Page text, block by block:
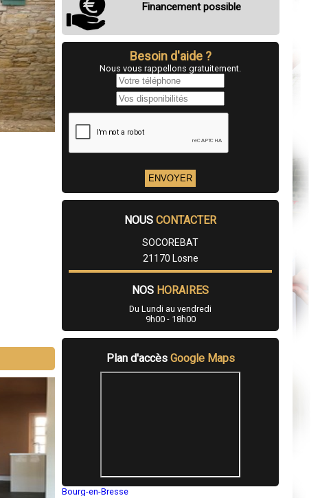
Financement possible
Besoin d'aide ?
Nous vous rappellons gratuitement.
NOUS CONTACTER
SOCOREBAT
21170 Losne
NOS HORAIRES
Du Lundi au vendredi
9h00 - 18h00
Plan d'accès Google Maps
Bourg-en-Bresse